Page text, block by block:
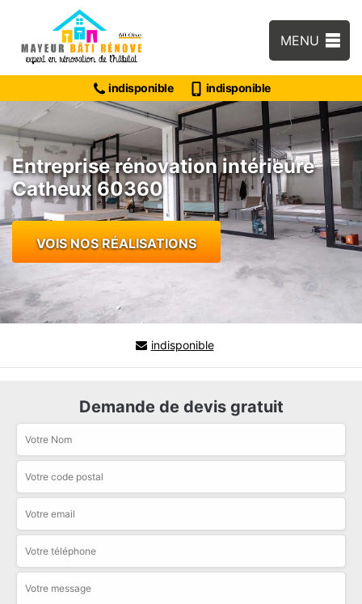
MENU
indisponible indisponible
Entreprise rénovation intérieure
Catheux 60360
VOIS NOS RÉALISATIONS
indisponible
Demande de devis gratuit